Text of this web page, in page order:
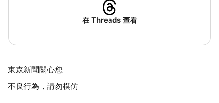
在 Threads 查看
東森新聞關心您
不良行為，請勿模仿